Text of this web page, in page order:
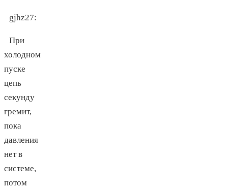
gjhz27:
При
холодном
пуске
цепь
секунду
гремит,
пока
давления
нет в
системе,
потом